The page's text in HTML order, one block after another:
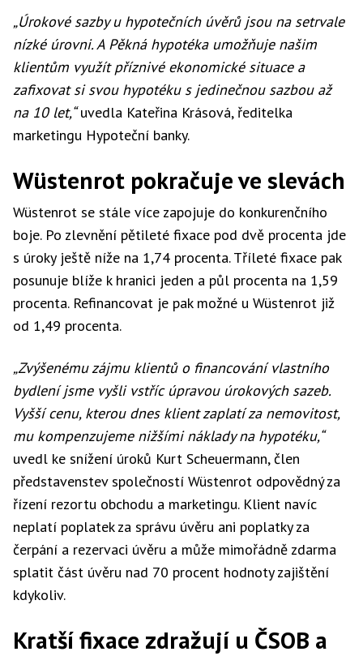
„Úrokové sazby u hypotečních úvěrů jsou na setrvale
nízké úrovni. A Pěkná hypotéka umožňuje našim
klientům využít příznivé ekonomické situace a
zafixovat si svou hypotéku s jedinečnou sazbou až
na 10 let,“uvedla Kateřina Krásová, ředitelka
marketingu Hypoteční banky.
Wüstenrot pokračuje ve slevách
Wüstenrot se stále více zapojuje do konkurenčního
boje. Po zlevnění pětileté fixace pod dvě procenta jde
s úroky ještě níže na 1,74 procenta. Tříleté fixace pak
posunuje blíže k hranici jeden a půl procenta na 1,59
procenta. Refinancovat je pak možné u Wüstenrot již
od 1,49 procenta.
„Zvýšenému zájmu klientů o financování vlastního
bydlení jsme vyšli vstříc úpravou úrokových sazeb.
Vyšší cenu, kterou dnes klient zaplatí za nemovitost,
mu kompenzujeme nižšími náklady na hypotéku,“
uvedl ke snížení úroků Kurt Scheuermann, člen
představenstev společností Wüstenrot odpovědný za
řízení rezortu obchodu a marketingu. Klient navíc
neplatí poplatek za správu úvěru ani poplatky za
čerpání a rezervaci úvěru a může mimořádně zdarma
splatit část úvěru nad 70 procent hodnoty zajištění
kdykoliv.
Kratší fixace zdražují u ČSOB a